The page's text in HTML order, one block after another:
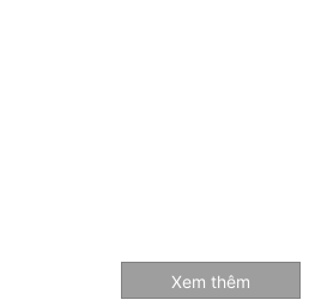
Xem thêm